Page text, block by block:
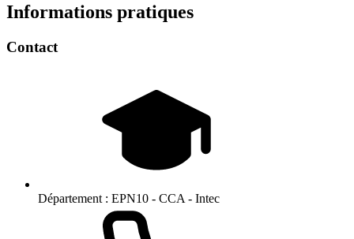
Informations pratiques
Contact
Département : EPN10 - CCA - Intec